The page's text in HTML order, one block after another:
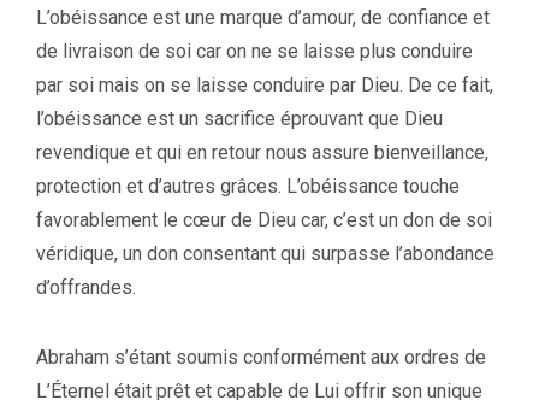
L’obéissance est une marque d’amour, de confiance et
de livraison de soi car on ne se laisse plus conduire
par soi mais on se laisse conduire par Dieu. De ce fait,
l’obéissance est un sacrifice éprouvant que Dieu
revendique et qui en retour nous assure bienveillance,
protection et d’autres grâces. L’obéissance touche
favorablement le cœur de Dieu car, c’est un don de soi
véridique, un don consentant qui surpasse l’abondance
d’offrandes.
Abraham s’étant soumis conformément aux ordres de
L’Éternel était prêt et capable de Lui offrir son unique